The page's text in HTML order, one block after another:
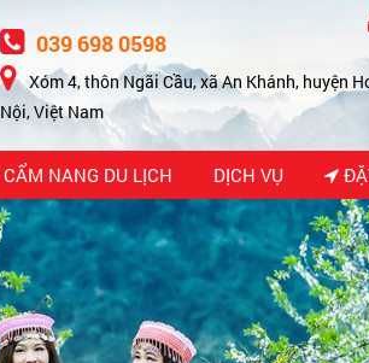
039 698 0598
Xóm 4, thôn Ngãi Cầu, xã An Khánh, huyện
Nội, Việt Nam
CẨM NANG DU LỊCH DỊCH VỤ